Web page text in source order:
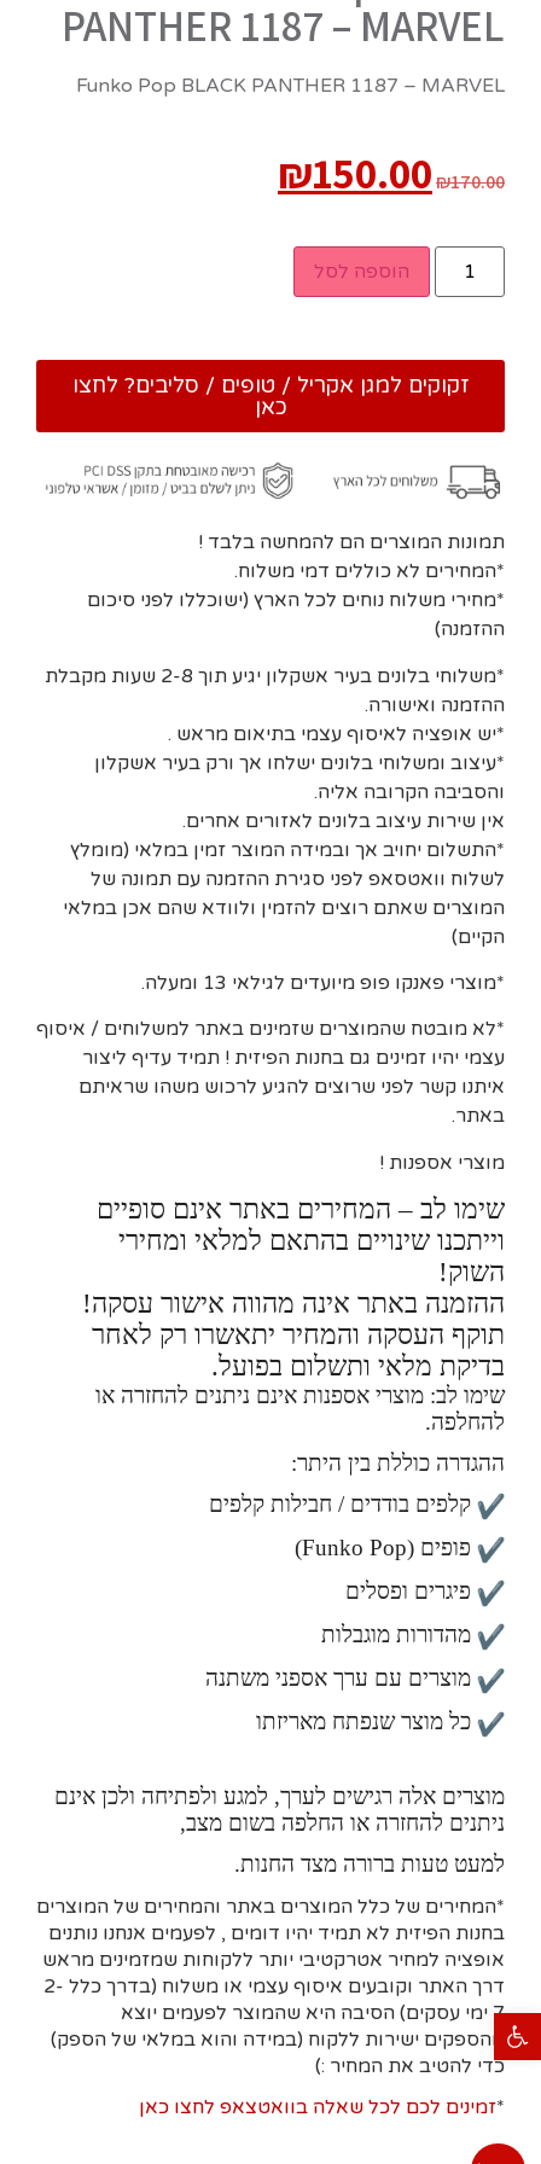
פתח סרגל נגישות
PANTHER 1187 – MARVEL
Funko Pop BLACK PANTHER 1187 – MARVEL
₪170.00
₪150.00
הוספה לסל
זקוקים למגן אקריל / טופים / סליבים? לחצו
כאן
תמונות המוצרים הם להמחשה בלבד !
*המחירים לא כוללים דמי משלוח.
*מחירי משלוח נוחים לכל הארץ (ישוכללו לפני סיכום
ההזמנה)
*משלוחי בלונים בעיר אשקלון יגיע תוך 2-8 שעות מקבלת
ההזמנה ואישורה.
*יש אופציה לאיסוף עצמי בתיאום מראש .
*עיצוב ומשלוחי בלונים ישלחו אך ורק בעיר אשקלון
והסביבה הקרובה אליה.
אין שירות עיצוב בלונים לאזורים אחרים.
*התשלום יחויב אך ובמידה המוצר זמין במלאי (מומלץ
לשלוח וואטסאפ לפני סגירת ההזמנה עם תמונה של
המוצרים שאתם רוצים להזמין ולוודא שהם אכן במלאי
הקיים)
*מוצרי פאנקו פופ מיועדים לגילאי 13 ומעלה.
*לא מובטח שהמוצרים שזמינים באתר למשלוחים / איסוף
עצמי יהיו זמינים גם בחנות הפיזית ! תמיד עדיף ליצור
איתנו קשר לפני שרוצים להגיע לרכוש משהו שראיתם
באתר.
מוצרי אספנות !
שימו לב – המחירים באתר אינם סופיים
וייתכנו שינויים בהתאם למלאי ומחירי
השוק!
ההזמנה באתר אינה מהווה אישור עסקה!
תוקף העסקה והמחיר יתאשרו רק לאחר
בדיקת מלאי ותשלום בפועל.
שימו לב: מוצרי אספנות אינם ניתנים להחזרה או
להחלפה.
ההגדרה כוללת בין היתר:
קלפים בודדים / חבילות קלפים
פופים (Funko Pop)
פיגרים ופסלים
מהדורות מוגבלות
מוצרים עם ערך אספני משתנה
כל מוצר שנפתח מאריזתו
מוצרים אלה רגישים לערך, למגע ולפתיחה ולכן אינם
ניתנים להחזרה או החלפה בשום מצב,
למעט טעות ברורה מצד החנות.
*המחירים של כלל המוצרים באתר והמחירים של המוצרים
בחנות הפיזית לא תמיד יהיו דומים , לפעמים אנחנו נותנים
אופציה למחיר אטרקטיבי יותר ללקוחות שמזמינים מראש
דרך האתר וקובעים איסוף עצמי או משלוח (בדרך כלל 2-
7 ימי עסקים)
הסיבה היא שהמוצר לפעמים יוצא
מהספקים ישירות ללקוח (במידה והוא במלאי של הספק)
כדי להטיב את המחיר :)
*זמינים לכם לכל שאלה בוואטצאפ לחצו כאן